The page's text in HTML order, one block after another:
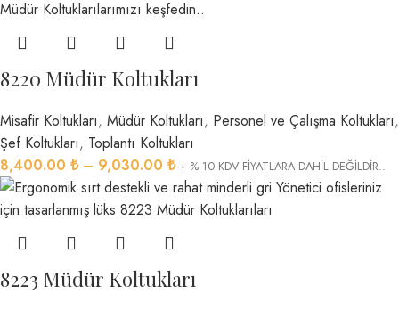
8220 Müdür Koltukları
Misafir Koltukları, Müdür Koltukları, Personel ve Çalışma Koltukları,
Şef Koltukları, Toplantı Koltukları
8,400.00 ₺ – 9,030.00 ₺ + % 10 KDV FİYATLARA DAHİL DEĞİLDİR..
8223 Müdür Koltukları